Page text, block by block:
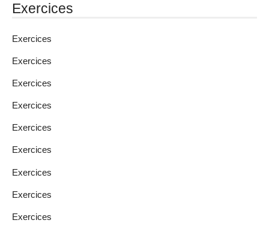
Exercices
Exercices
Exercices
Exercices
Exercices
Exercices
Exercices
Exercices
Exercices
Exercices